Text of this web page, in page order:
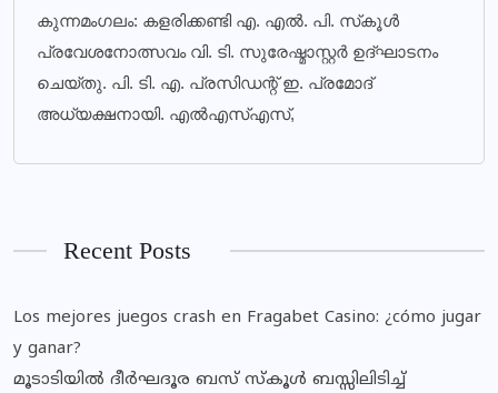
കുന്നമംഗലം: കളരിക്കണ്ടി എ. എല്‍. പി. സ്‌കൂള്‍
പ്രവേശനോത്സവം വി. ടി. സുരേഷ്മാസ്റ്റര്‍ ഉദ്ഘാടനം
ചെയ്തു. പി. ടി. എ. പ്രസിഡന്റ് ഇ. പ്രമോദ്
അധ്യക്ഷനായി. എല്‍എസ്എസ്,
Recent Posts
Los mejores juegos crash en Fragabet Casino: ¿cómo jugar
y ganar?
മൂടാടിയിൽ ദീർഘദൂര ബസ് സ്കൂൾ ബസ്സിലിടിച്ച്